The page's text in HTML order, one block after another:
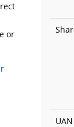
or
UAN